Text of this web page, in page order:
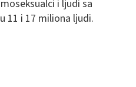
i ljudi sa
11 i 17 miliona ljudi​.